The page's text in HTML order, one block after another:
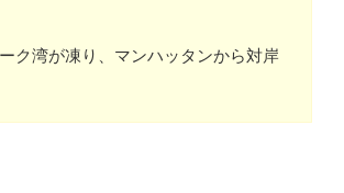
ク湾が凍り、マンハッタンから対岸